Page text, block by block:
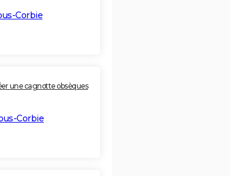
Corbie
une cagnotte obsèques
Corbie